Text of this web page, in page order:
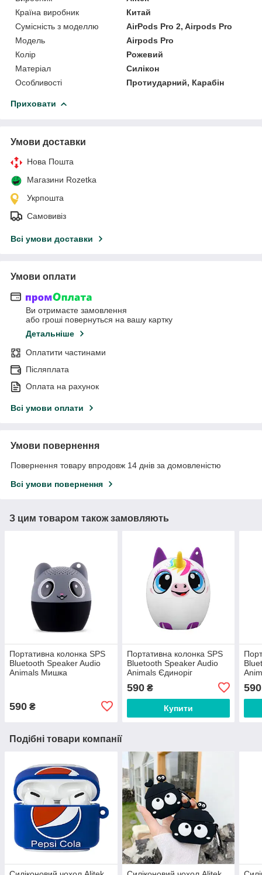
Країна виробник
Китай
Сумісність з моделлю
AirPods Pro 2, Airpods Pro
Модель
Airpods Pro
Колір
Рожевий
Матеріал
Силікон
Особливості
Протиударний, Карабін
Приховати
Умови доставки
Нова Пошта
Магазини Rozetka
Укрпошта
Самовивіз
Всі умови доставки
Умови оплати
Ви отримаєте замовлення
або гроші повернуться на вашу картку
Детальніше
Оплатити частинами
Післяплата
Оплата на рахунок
Всі умови оплати
Умови повернення
Повернення товару впродовж 14 днів за домовленістю
Всі умови повернення
З цим товаром також замовляють
Портативна колонка SPS
Bluetooth Speaker Audio
Animals Мишка
590 ₴
Портативна колонка SPS
Bluetooth Speaker Audio
Animals Єдиноріг
590₴
Купити
590
Подібні товари компанії